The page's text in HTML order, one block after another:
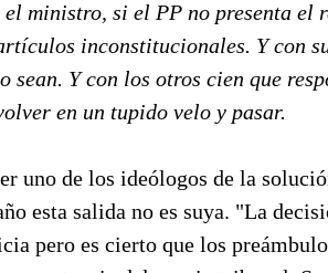
ministro, si el PP no presenta el
inconstitucionales. Y con
Y con los otros cien que
en un tupido velo y pasar.
uno de los ideólogos de la
esta salida no es suya. "La
pero es cierto que los